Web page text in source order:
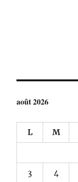
août 2026
L M
3 4